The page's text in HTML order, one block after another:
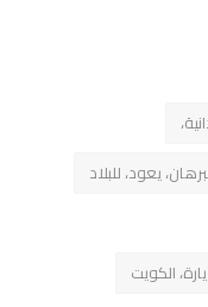
يعود، للبلاد
الكويت